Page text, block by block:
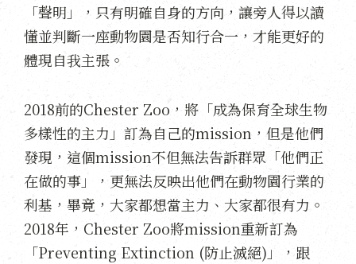
「聲明」，只有明確自身的方向，讓旁人得以讀
懂並判斷一座動物園是否知行合一，才能更好的
體現自我主張。
2018前的Chester Zoo，將「成為保育全球生物
多樣性的主力」訂為自己的mission，但是他們
發現，這個mission不但無法告訴群眾「他們正
在做的事」，更無法反映出他們在動物園行業的
利基，畢竟，大家都想當主力、大家都很有力。
2018年，Chester Zoo將mission重新訂為
「Preventing Extinction (防止滅絕)」，跟